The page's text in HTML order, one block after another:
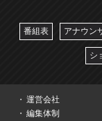
番組表 アナウン
シ
運営会社
編集体制